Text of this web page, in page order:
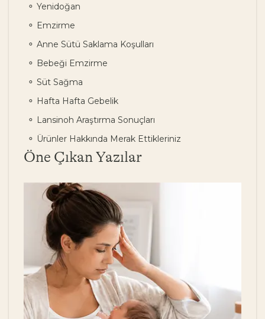
Yenidoğan
Emzirme
Anne Sütü Saklama Koşulları
Bebeği Emzirme
Süt Sağma
Hafta Hafta Gebelik
Lansinoh Araştırma Sonuçları
Ürünler Hakkında Merak Ettikleriniz
Öne Çıkan Yazılar